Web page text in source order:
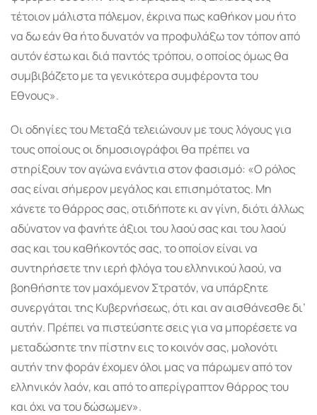
τέτοιον μάλιστα πόλεμον, έκρινα πως καθήκον μου ήτο
να δω εάν θα ήτο δυνατόν να προφυλάξω τον τόπον από
αυτόν έστω και διά παντός τρόπου, ο οποίος όμως θα
συμβιβάζετο με τα γενικότερα συμφέροντα του
Εθνους».
Οι οδηγίες του Μεταξά τελειώνουν με τους λόγους για
τους οποίους οι δημοσιογράφοι θα πρέπει να
στηρίξουν τον αγώνα ενάντια στον φασισμό: «O ρόλος
σας είναι σήμερον μεγάλος και επισημότατος. Μη
χάνετε το θάρρος σας, οτιδήποτε κι αν γίνη, διότι άλλως
αδύνατον να φανήτε άξιοι του λαού σας και του λαού
σας και του καθήκοντός σας, το οποίον είναι να
συντηρήσετε την ιερή φλόγα του ελληνικού λαού, να
βοηθήσητε τον μαχόμενον Στρατόν, να υπάρξητε
συνεργάται της Κυβερνήσεως, ότι και αν αισθάνεσθε δι’
αυτήν. Πρέπει να πιστεύσητε σεις για να μπορέσετε να
μεταδώσητε την πίστην εις το κοινόν σας, μολονότι
αυτήν την φοράν έχομεν όλοι μας να πάρωμεν από τον
ελληνικόν λαόν, και από το απερίγραπτον θάρρος του
και όχι να του δώσωμεν».